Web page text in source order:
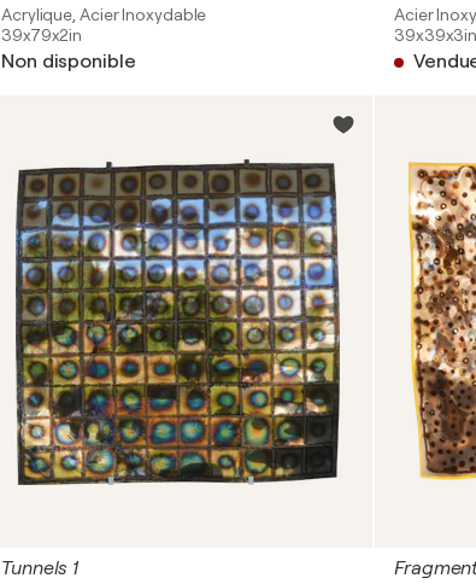
Acrylique, Acier Inoxydable
39x79x2in
Non disponible
Acier
39x39x3in
Tunnels 1